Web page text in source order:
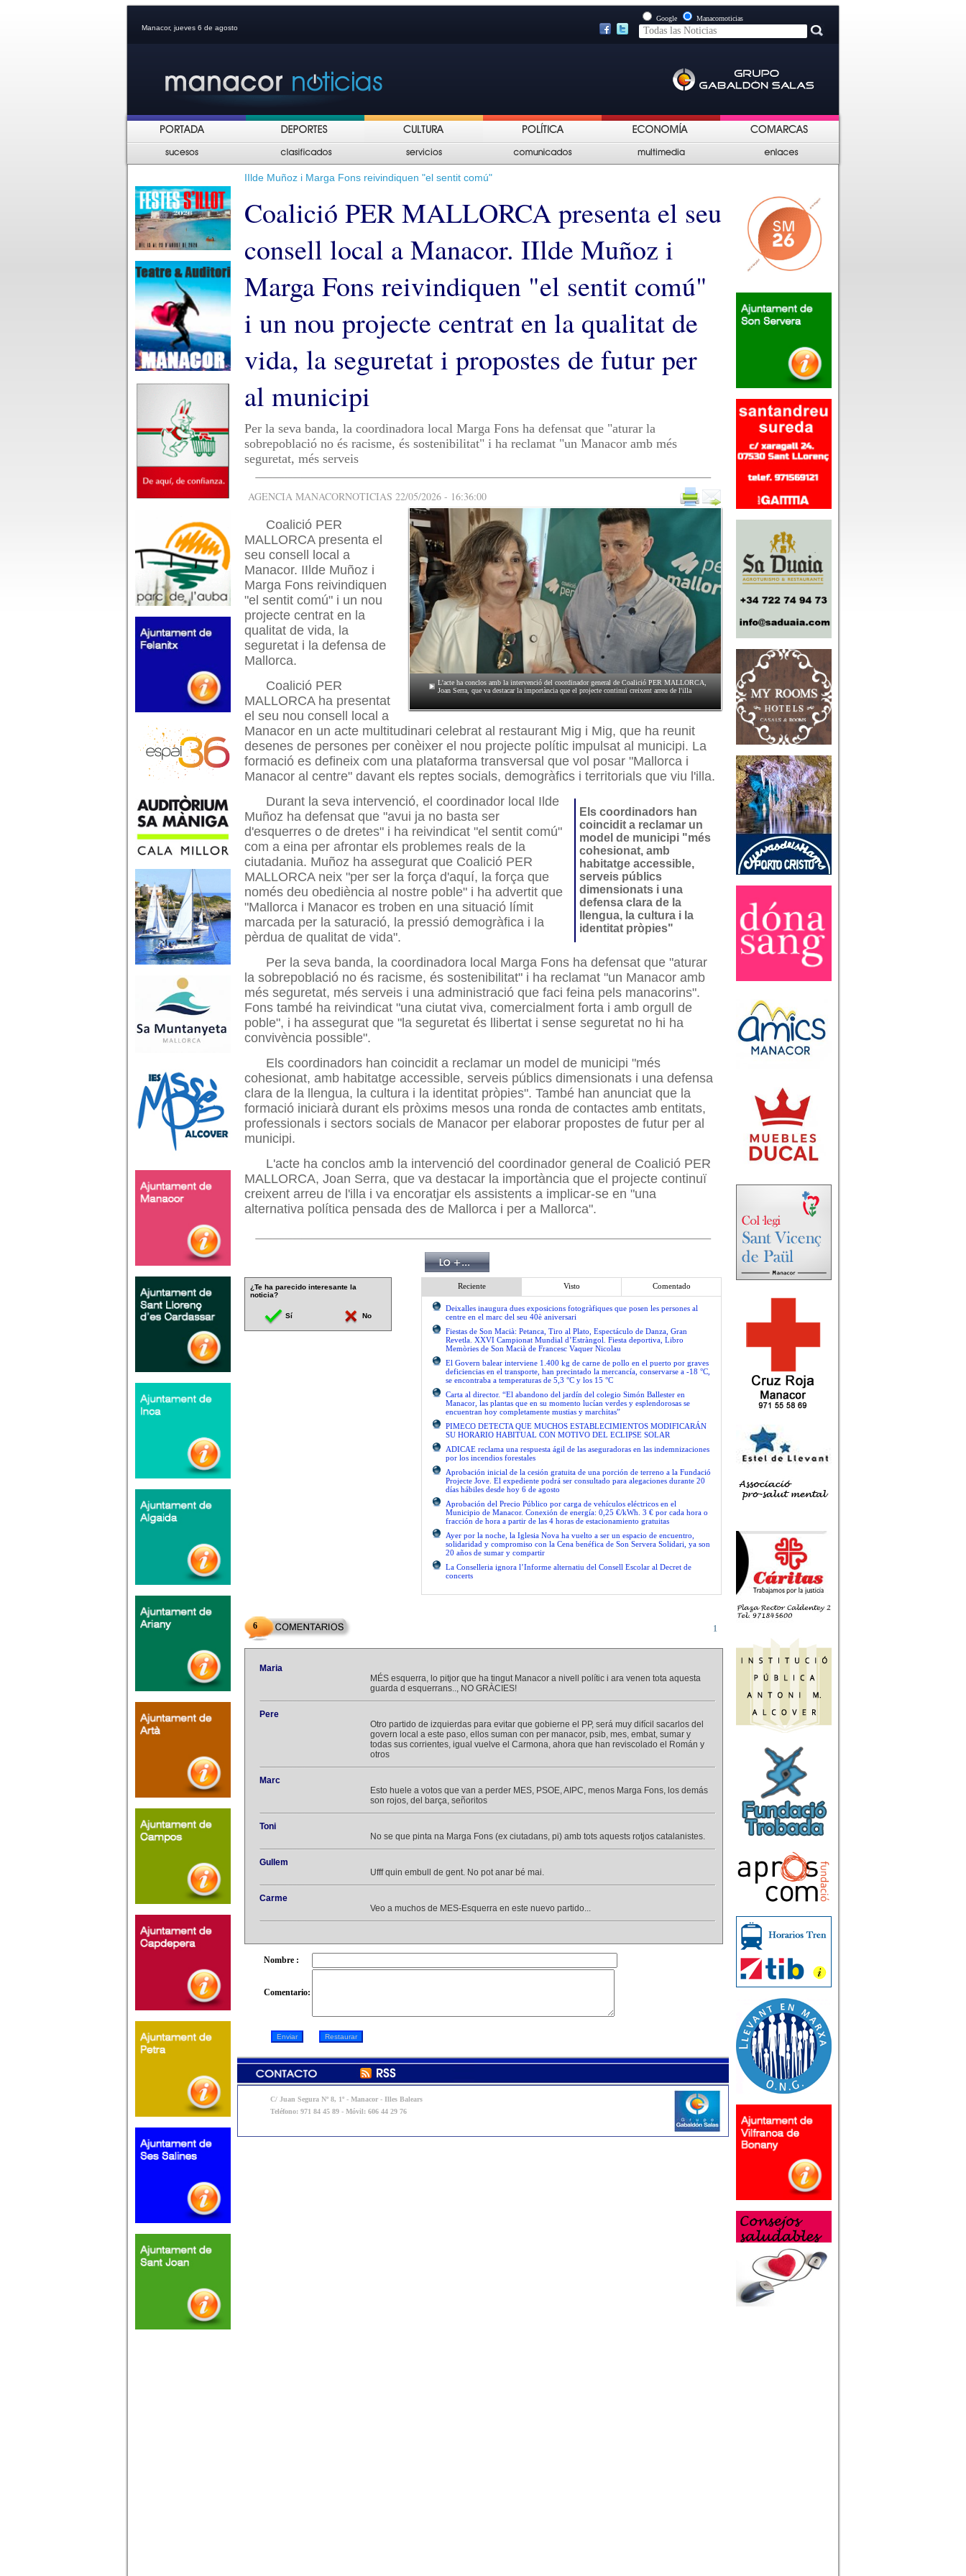
Manacor, jueves 6 de agosto
Google Manacornoticias
IIlde Muñoz i Marga Fons reivindiquen "el sentit comú"
Coalició PER MALLORCA presenta el seu
consell local a Manacor. IIlde Muñoz i
Marga Fons reivindiquen "el sentit comú"
i un nou projecte centrat en la qualitat de
vida, la seguretat i propostes de futur per
al municipi
Per la seva banda, la coordinadora local Marga Fons ha defensat que "aturar la
sobrepoblació no és racisme, és sostenibilitat" i ha reclamat "un Manacor amb més
seguretat, més serveis
AGENCIA MANACORNOTICIAS 22/05/2026 - 16:36:00
L'acte ha conclos amb la intervenció del coordinador general de Coalició PER MALLORCA,
Joan Serra, que va destacar la importància que el projecte continuï creixent arreu de l'illa
Coalició PER
MALLORCA presenta el
seu consell local a
Manacor. IIlde Muñoz i
Marga Fons reivindiquen
"el sentit comú" i un nou
projecte centrat en la
qualitat de vida, la
seguretat i la defensa de
Mallorca.
Coalició PER
MALLORCA ha presentat
el seu nou consell local a
Manacor en un acte multitudinari celebrat al restaurant Mig i Mig, que ha reunit
desenes de persones per conèixer el nou projecte polític impulsat al municipi. La
formació es defineix com una plataforma transversal que vol posar "Mallorca i
Manacor al centre" davant els reptes socials, demogràfics i territorials que viu l'illa.
Els coordinadors han
coincidit a reclamar un
model de municipi "més
cohesionat, amb
habitatge accessible,
serveis públics
dimensionats i una
defensa clara de la
llengua, la cultura i la
identitat pròpies"
Durant la seva intervenció, el coordinador local Ilde
Muñoz ha defensat que "avui ja no basta ser
d'esquerres o de dretes" i ha reivindicat "el sentit comú"
com a eina per afrontar els problemes reals de la
ciutadania. Muñoz ha assegurat que Coalició PER
MALLORCA neix "per ser la força d'aquí, la força que
només deu obediència al nostre poble" i ha advertit que
"Mallorca i Manacor es troben en una situació límit
marcada per la saturació, la pressió demogràfica i la
pèrdua de qualitat de vida".
Per la seva banda, la coordinadora local Marga Fons ha defensat que "aturar
la sobrepoblació no és racisme, és sostenibilitat" i ha reclamat "un Manacor amb
més seguretat, més serveis i una administració que faci feina pels manacorins".
Fons també ha reivindicat "una ciutat viva, comercialment forta i amb orgull de
poble", i ha assegurat que "la seguretat és llibertat i sense seguretat no hi ha
convivència possible".
Els coordinadors han coincidit a reclamar un model de municipi "més
cohesionat, amb habitatge accessible, serveis públics dimensionats i una defensa
clara de la llengua, la cultura i la identitat pròpies". També han anunciat que la
formació iniciarà durant els pròxims mesos una ronda de contactes amb entitats,
professionals i sectors socials de Manacor per elaborar propostes de futur per al
municipi.
L'acte ha conclos amb la intervenció del coordinador general de Coalició PER
MALLORCA, Joan Serra, que va destacar la importància que el projecte continuï
creixent arreu de l'illa i va encoratjar els assistents a implicar-se en "una
alternativa política pensada des de Mallorca i per a Mallorca".
¿Te ha parecido interesante la
noticia?
Sí No
Reciente Visto Comentado
Deixalles inaugura dues exposicions fotogràfiques que posen les persones al
centre en el marc del seu 40è aniversari
Fiestas de Son Macià: Petanca, Tiro al Plato, Espectáculo de Danza, Gran
Revetla. XXVI Campionat Mundial d’Estràngol. Fiesta deportiva, Libro
Memòries de Son Macià de Francesc Vaquer Nicolau
El Govern balear interviene 1.400 kg de carne de pollo en el puerto por graves
deficiencias en el transporte, han precintado la mercancía, conservarse a -18 °C,
se encontraba a temperaturas de 5,3 °C y los 15 °C
Carta al director. “El abandono del jardín del colegio Simón Ballester en
Manacor, las plantas que en su momento lucían verdes y esplendorosas se
encuentran hoy completamente mustias y marchitas”
PIMECO DETECTA QUE MUCHOS ESTABLECIMIENTOS MODIFICARÁN
SU HORARIO HABITUAL CON MOTIVO DEL ECLIPSE SOLAR
ADICAE reclama una respuesta ágil de las aseguradoras en las indemnizaciones
por los incendios forestales
Aprobación inicial de la cesión gratuita de una porción de terreno a la Fundació
Projecte Jove. El expediente podrá ser consultado para alegaciones durante 20
días hábiles desde hoy 6 de agosto
Aprobación del Precio Público por carga de vehículos eléctricos en el
Municipio de Manacor. Conexión de energía: 0,25 €/kWh. 3 € por cada hora o
fracción de hora a partir de las 4 horas de estacionamiento gratuitas
Ayer por la noche, la Iglesia Nova ha vuelto a ser un espacio de encuentro,
solidaridad y compromiso con la Cena benéfica de Son Servera Solidari, ya son
20 años de sumar y compartir
La Conselleria ignora l’Informe alternatiu del Consell Escolar al Decret de
concerts
6 1
Maria
MÉS esquerra, lo pitjor que ha tingut Manacor a nivell polític i ara venen tota aquesta
guarda d esquerrans.., NO GRÀCIES!
Pere
Otro partido de izquierdas para evitar que gobierne el PP, será muy difícil sacarlos del
govern local a este paso, ellos suman con per manacor, psib, mes, embat, sumar y
todas sus corrientes, igual vuelve el Carmona, ahora que han reviscolado el Román y
otros
Marc
Esto huele a votos que van a perder MES, PSOE, AIPC, menos Marga Fons, los demás
son rojos, del barça, señoritos
Toni
No se que pinta na Marga Fons (ex ciutadans, pi) amb tots aquests rotjos catalanistes.
Gullem
Ufff quin embull de gent. No pot anar bé mai.
Carme
Veo a muchos de MES-Esquerra en este nuevo partido...
Nombre :
Comentario:
C/ Juan Segura Nº 8, 1º - Manacor - Illes Balears
Teléfono: 971 84 45 89 - Móvil: 606 44 29 76